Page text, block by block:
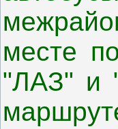
месте
"ЛАЗ" и